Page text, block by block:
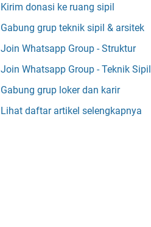
Kirim donasi ke ruang sipil
Gabung grup teknik sipil & arsitek
Join Whatsapp Group - Struktur
Join Whatsapp Group - Teknik Sipil
Gabung grup loker dan karir
Lihat daftar artikel selengkapnya